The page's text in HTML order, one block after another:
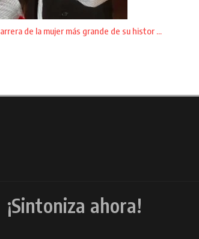
de la mujer más grande de su histor ...
¡Sintoniza ahora!